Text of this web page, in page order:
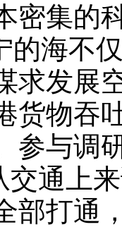
密集的
的海不
求发展
货物吞
参与调
交通上
部打通